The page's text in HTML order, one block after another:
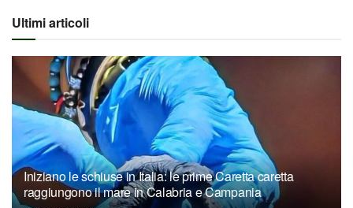
Ultimi articoli
Iniziano le schiuse in Italia: le prime Caretta caretta
raggiungono il mare in Calabria e Campania